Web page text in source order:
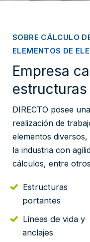
SOBRE CÁLCULO
ELEMENTOS DE
Empresa
estructuras
DIRECTO posee
realización de
elementos
la industria con
cálculos, entre
Estructuras
portantes
Líneas de vida y
anclajes